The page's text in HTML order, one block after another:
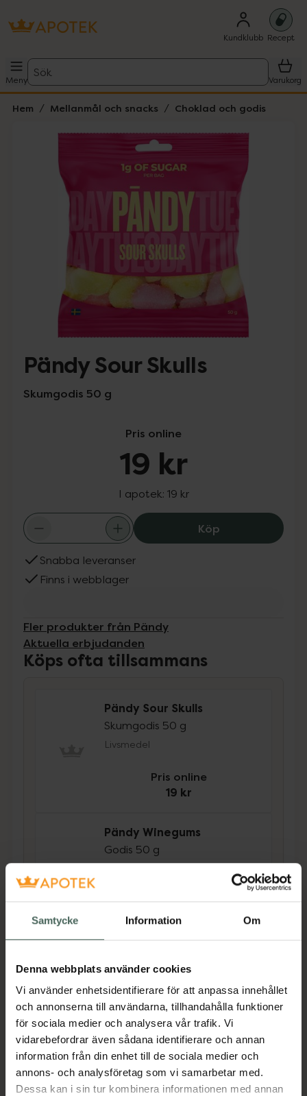
Samtycke Information Om
Denna webbplats använder cookies
Vi använder enhetsidentifierare för att anpassa innehållet
och annonserna till användarna, tillhandahålla funktioner
för sociala medier och analysera vår trafik. Vi
vidarebefordrar även sådana identifierare och annan
information från din enhet till de sociala medier och
annons- och analysföretag som vi samarbetar med.
Dessa kan i sin tur kombinera informationen med annan
Kundklubb Recept
Meny
Sök
Varukorg
Hem Mellanmål och snacks Choklad och godis
Lista: . Innehåller 1 objekt.
Pändy Sour Skulls
Skumgodis 50 g
Pris online
19 kr
I apotek: 19 kr
KöpPändy Sour
Snabba leveranser
Finns i webblager
Fler produkter från Pändy
Aktuella erbjudanden
Köps ofta tillsammans
Pändy Sour Skulls
Skumgodis 50 g
Livsmedel
Pris online
19 kr
Pändy Winegums
Godis 50 g
Pris online
18 kr
Köp båda för:37 kr
Köp båda
Beskrivning
Surt skumgodis med smak av söt hallon och
syrlig citron.